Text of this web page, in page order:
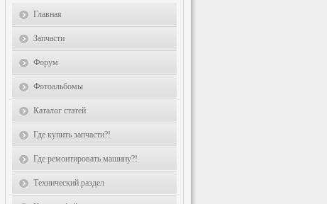
Главная
Запчасти
Форум
Фотоальбомы
Каталог статей
Где купить запчасти?!
Где ремонтировать машину?!
Технический раздел